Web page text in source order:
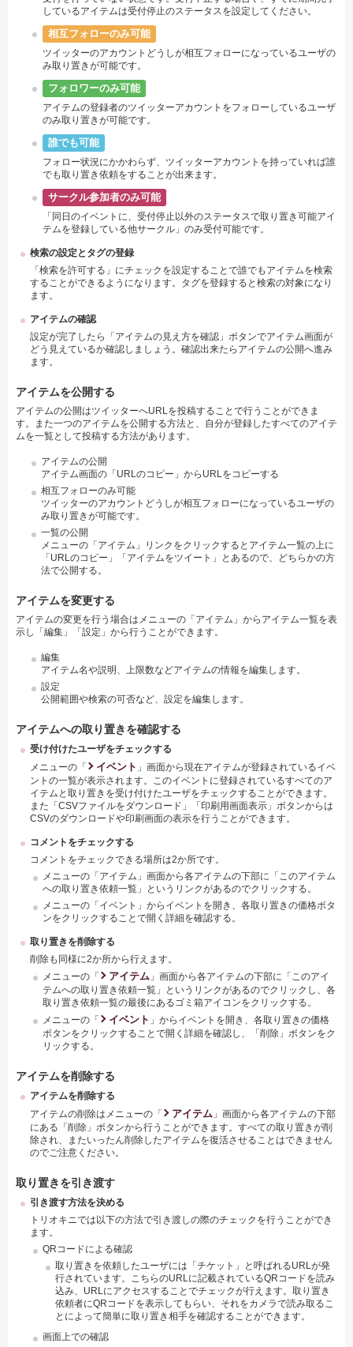
しているアイテムは受付停止のステータスを設定してください。
相互フォローのみ可能
ツイッターのアカウントどうしが相互フォローになっているユーザの
み取り置きが可能です。
フォロワーのみ可能
アイテムの登録者のツイッターアカウントをフォローしているユーザ
のみ取り置きが可能です。
誰でも可能
フォロー状況にかかわらず、ツイッターアカウントを持っていれば誰
でも取り置き依頼をすることが出来ます。
サークル参加者のみ可能
「同日のイベントに、受付停止以外のステータスで取り置き可能アイ
テムを登録している他サークル」のみ受付可能です。
検索の設定とタグの登録
「検索を許可する」にチェックを設定することで誰でもアイテムを検索
することができるようになります。タグを登録すると検索の対象になり
ます。
アイテムの確認
設定が完了したら「アイテムの見え方を確認」ボタンでアイテム画面が
どう見えているか確認しましょう。確認出来たらアイテムの公開へ進み
ます。
アイテムを公開する
アイテムの公開はツイッターへURLを投稿することで行うことができま
す。また一つのアイテムを公開する方法と、自分が登録したすべてのアイテ
ムを一覧として投稿する方法があります。
アイテムの公開
アイテム画面の「URLのコピー」からURLをコピーする
相互フォローのみ可能
ツイッターのアカウントどうしが相互フォローになっているユーザの
み取り置きが可能です。
一覧の公開
メニューの「アイテム」リンクをクリックするとアイテム一覧の上に
「URLのコピー」「アイテムをツイート」とあるので、どちらかの方
法で公開する。
アイテムを変更する
アイテムの変更を行う場合はメニューの「アイテム」からアイテム一覧を表
示し「編集」「設定」から行うことができます。
編集
アイテム名や説明、上限数などアイテムの情報を編集します。
設定
公開範囲や検索の可否など、設定を編集します。
アイテムへの取り置きを確認する
受け付けたユーザをチェックする
メニューの「
イベント 」画面から現在アイテムが登録されているイベ
ントの一覧が表示されます。このイベントに登録されているすべてのア
イテムと取り置きを受け付けたユーザをチェックすることができます。
また「CSVファイルをダウンロード」「印刷用画面表示」ボタンからは
CSVのダウンロードや印刷画面の表示を行うことができます。
コメントをチェックする
コメントをチェックできる場所は2か所です。
メニューの「アイテム」画面から各アイテムの下部に「このアイテム
への取り置き依頼一覧」というリンクがあるのでクリックする。
メニューの「イベント」からイベントを開き、各取り置きの価格ボタ
ンをクリックすることで開く詳細を確認する。
取り置きを削除する
削除も同様に2か所から行えます。
メニューの「
アイテム 」画面から各アイテムの下部に「このアイ
テムへの取り置き依頼一覧」というリンクがあるのでクリックし、各
取り置き依頼一覧の最後にあるゴミ箱アイコンをクリックする。
メニューの「
イベント 」からイベントを開き、各取り置きの価格
ボタンをクリックすることで開く詳細を確認し、「削除」ボタンをク
リックする。
アイテムを削除する
アイテムを削除する
アイテムの削除はメニューの「
アイテム 」画面から各アイテムの下部
にある「削除」ボタンから行うことができます。すべての取り置きが削
除され、またいったん削除したアイテムを復活させることはできません
のでご注意ください。
取り置きを引き渡す
引き渡す方法を決める
トリオキニでは以下の方法で引き渡しの際のチェックを行うことができ
ます。
QRコードによる確認
取り置きを依頼したユーザには「チケット」と呼ばれるURLが発
行されています。こちらのURLに記載されているQRコードを読み
込み、URLにアクセスすることでチェックが行えます。取り置き
依頼者にQRコードを表示してもらい、それをカメラで読み取るこ
とによって簡単に取り置き相手を確認することができます。
画面上での確認